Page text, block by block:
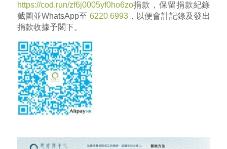
https://cod.run/zf6j0005yf0ho6zo捐款，保留捐款紀錄
截圖並WhatsApp至 6220 6993，以便會計記錄及發出
捐款收據予閣下。